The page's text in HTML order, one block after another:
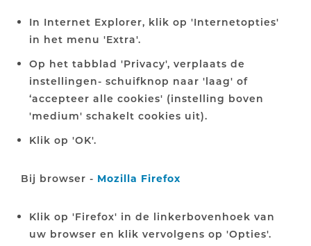
In Internet Explorer, klik op 'Internetopties'
in het menu 'Extra'.
Op het tabblad 'Privacy', verplaats de
instellingen- schuifknop naar 'laag' of
‘accepteer alle cookies' (instelling boven
'medium' schakelt cookies uit).
Klik op 'OK'.
Bij browser - Mozilla Firefox
Klik op 'Firefox' in de linkerbovenhoek van
uw browser en klik vervolgens op 'Opties'.